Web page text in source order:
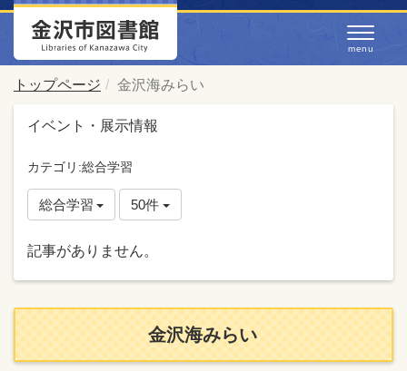
トップページ 金沢海みらい
イベント・展示情報
カテゴリ:総合学習
総合学習 50件
記事がありません。
金沢海みらい